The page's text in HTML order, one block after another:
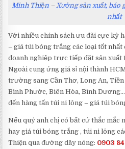
Minh Thiện – Xưởng sản xuất, báo
nhất
Với nhiều chính sách ưu đãi cực kỳ
– giá túi bóng trắng các loại tốt nhất
doanh nghiệp trực tiếp đặt sản xuất
Ngoài cung ứng giá sỉ nội thành
trường sang Cần Thơ, Long An, Tiền
Bình Phước, Biên Hòa, Bình
đến hàng tấn túi ni lông – giá túi
Nếu quý anh chị có bất cứ thắc mắc
hay giá túi bóng trắng , túi ni lông
Thiện qua đường dây nóng: 0903